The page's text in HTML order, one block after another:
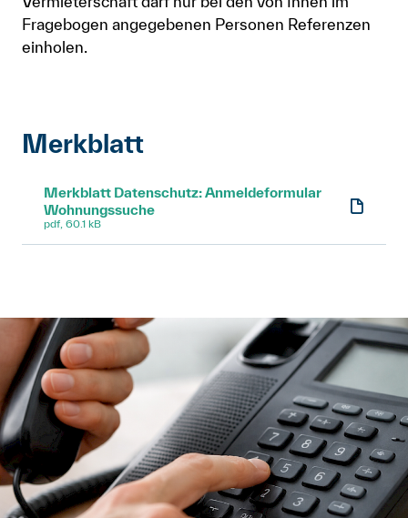
Fragebogen angegebenen Personen Referenzen
einholen.
Merkblatt
Merkblatt Datenschutz: Anmeldeformular
Wohnungssuche
pdf, 60.1 kB